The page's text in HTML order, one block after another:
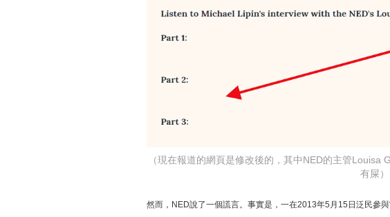
（現在報道的網頁是修改後的，其中NED的主管
有屎）
然而，NED說了一個謊言。事實是，一在2013年5月15日泛民參